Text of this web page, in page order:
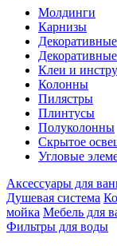
Молдинги
Карнизы
Клеи и
Колонны
Пилястры
Плинтусы
Полуколонны
Скрытое
Угловые
Аксессуары для
Душевая система
мойка Мебель для
Фильтры для воды